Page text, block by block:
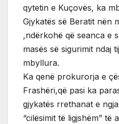
qytetin e Kuçovës, ka
Gjykatës së Beratit nën
,ndërkohë që seanca e
masës së sigurimit ndaj
mbyllura.
Ka qenë prokurorja e
Frashëri,që pasi ka
gjykatës rrethanat e
“cilësimit të ligjshëm” të